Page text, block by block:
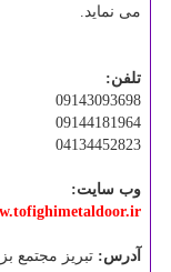
می نماید.
تلفن:
09143093698
09144181964
04134452823
وب سایت:
آدرس: تبریز مجتمع